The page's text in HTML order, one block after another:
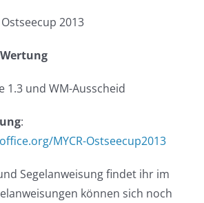
2013
1.3 und WM-Ausscheid
:
MYCR-Ostseecup2013
Segelanweisung findet ihr im
können sich noch